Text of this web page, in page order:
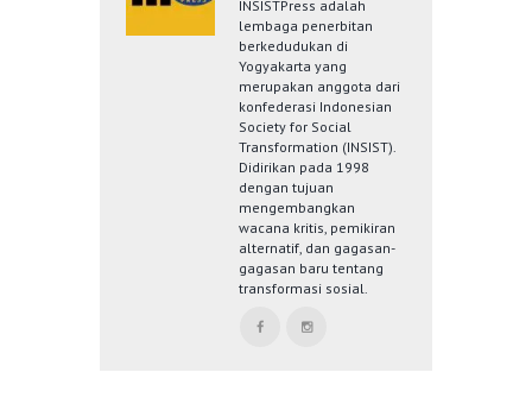
INSISTPress adalah
lembaga penerbitan
berkedudukan di
Yogyakarta yang
merupakan anggota dari
konfederasi Indonesian
Society for Social
Transformation (INSIST).
Didirikan pada 1998
dengan tujuan
mengembangkan
wacana kritis, pemikiran
alternatif, dan gagasan-
gagasan baru tentang
transformasi sosial.